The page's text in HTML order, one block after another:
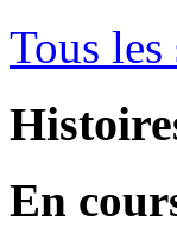
Tous les
En